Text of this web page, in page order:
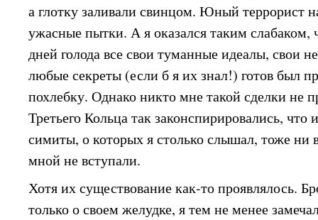
а глотку заливали свинцом. Юный террорист
ужасные пытки. А я оказался таким слабаком,
дней голода все свои туманные идеалы, свои
любые секреты (если б я их знал!) готов был
похлебку. Однако никто мне такой сделки не
Третьего Кольца так законспирировались,
симиты, о которых я столько слышал, тоже ни
мной не вступали.
Хотя их существование как-то проявлялось.
только о своем желудке, я тем не менее